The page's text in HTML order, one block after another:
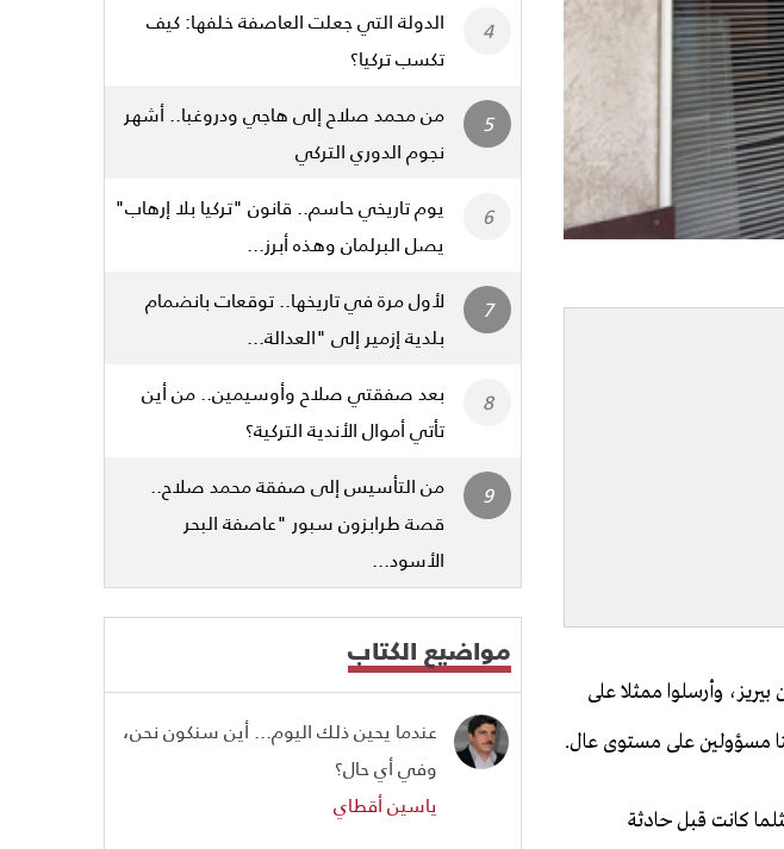
وأرسلوا ممثلا على
مسؤولين على مستوى عال.
كانت قبل حادثة
الدولة التي جعلت العاصفة خلفها: كيف
تكسب تركيا؟
من محمد صلاح إلى هاجي ودروغبا.. أشهر
نجوم الدوري التركي
يوم تاريخي حاسم.. قانون "تركيا بلا إرهاب"
يصل البرلمان وهذه أبرز...
لأول مرة في تاريخها.. توقعات بانضمام
بلدية إزمير إلى "العدالة...
بعد صفقتي صلاح وأوسيمين.. من أين
تأتي أموال الأندية التركية؟
من التأسيس إلى صفقة محمد صلاح..
قصة طرابزون سبور "عاصفة البحر
الأسود...
مواضيع الكتاب
عندما يحين ذلك اليوم... أين سنكون نحن،
وفي أي حال؟
ياسين أقطاي